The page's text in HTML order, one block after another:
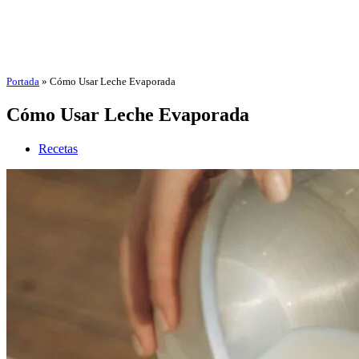
Portada » Cómo Usar Leche Evaporada
Cómo Usar Leche Evaporada
Recetas